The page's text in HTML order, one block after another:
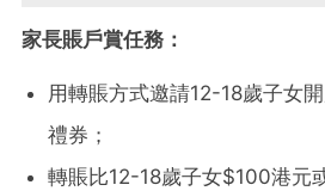
家長賬戶賞任務：
用轉賬方式邀請12-18歲子女
禮券；
轉賬比12-18歲子女$100港元